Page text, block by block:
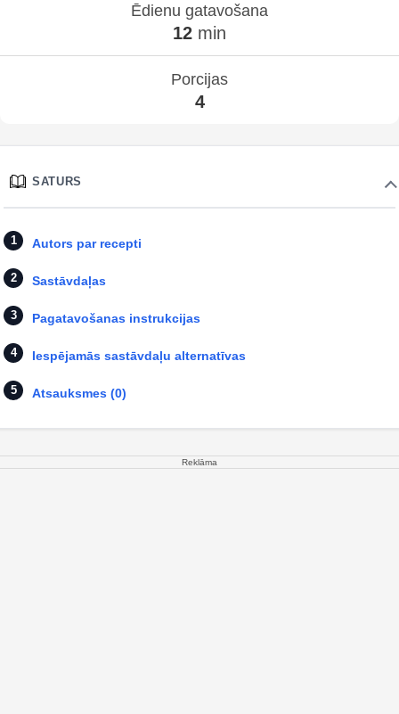
Ēdienu gatavošana
12 min
Porcijas
4
SATURS
Autors par recepti
Sastāvdaļas
Pagatavošanas instrukcijas
Iespējamās sastāvdaļu alternatīvas
Atsauksmes (0)
Reklāma